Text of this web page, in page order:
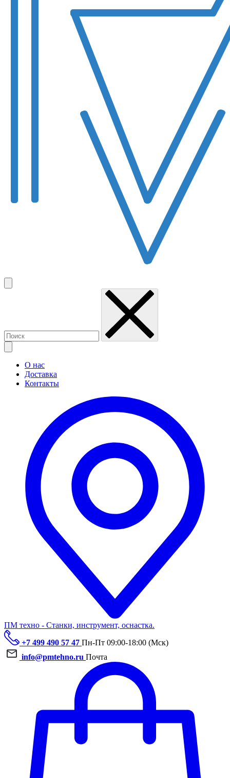
О нас
Доставка
Контакты
ПМ техно - Станки, инструмент, оснастка.
+7 499 490 57 47 Пн-Пт 09:00-18:00 (Мск)
info@pmtehno.ru Почта